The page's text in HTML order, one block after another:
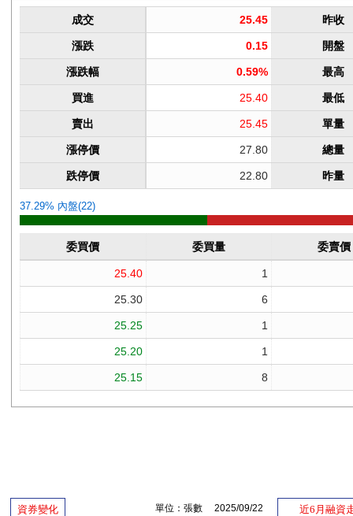
資券變化 單位：張數 2025/09/22 近6月融資